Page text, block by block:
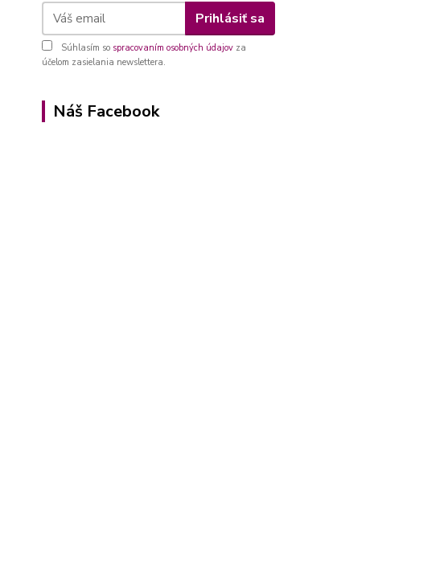
Prihlásiť sa
Súhlasím so spracovaním osobných údajov za
účelom zasielania newslettera.
Náš Facebook